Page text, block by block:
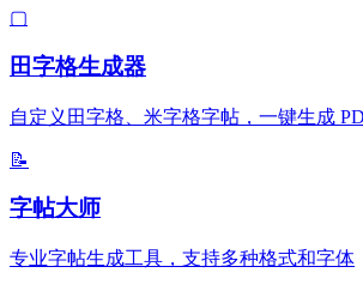
▢
田字格生成器
自定义田字格、米字格字帖，一键生成
📝
字帖大师
专业字帖生成工具，支持多种格式和字体